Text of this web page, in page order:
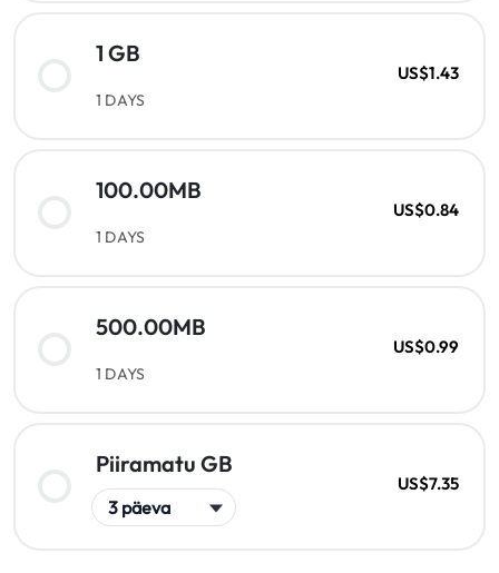
1 GB
1 DAYS
US$1.43
100.00MB
1 DAYS
US$0.84
500.00MB
1 DAYS
US$0.99
Piiramatu GB
US$7.35